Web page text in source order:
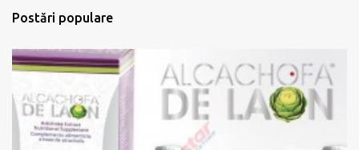
r
i
i
Postări populare